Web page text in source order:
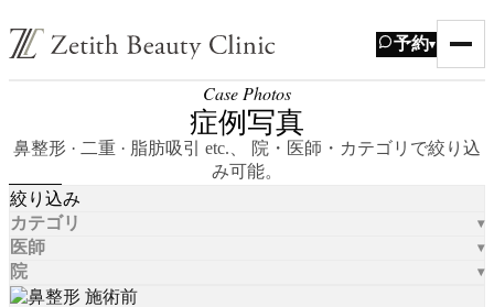
予約▾
Case Photos
症例写真
鼻整形 · 二重 · 脂肪吸引 etc.、 院・医師・カテゴリで絞り込
み可能。
絞り込み
カテゴリ
医師
院